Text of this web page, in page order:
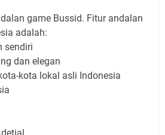
game Bussid. Fitur andalan
adalah:
sendiri
dan elegan
kota lokal asli Indonesia